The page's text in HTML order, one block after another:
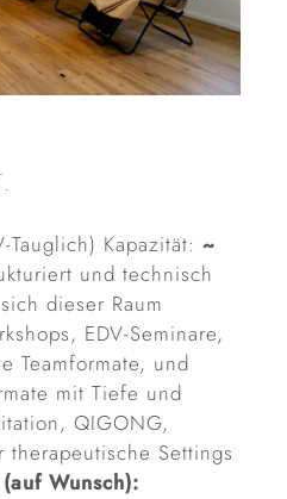
Tauglich) Kapazität: ~
und technisch
dieser Raum
EDV-Seminare,
Teamformate, und
mit Tiefe und
QIGONG,
therapeutische Settings
Wunsch):